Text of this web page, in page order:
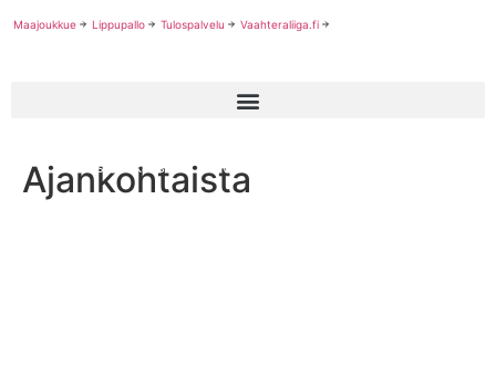
Maajoukkue Lippupallo Tulospalvelu Vaahteraliiga.fi
Ajankohtaista
Saksalaiskaksikko vahvistamaan Steelersia